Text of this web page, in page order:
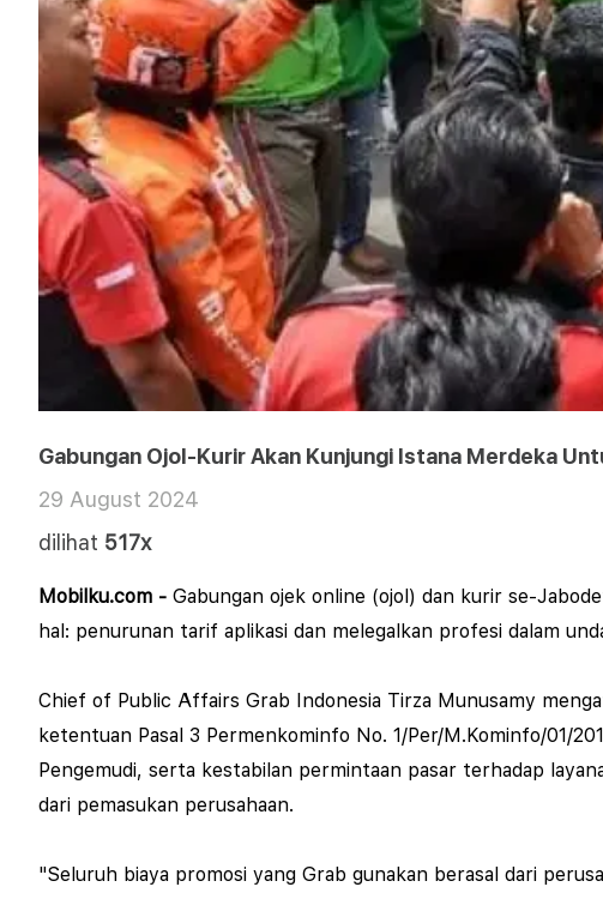
Gabungan Ojol-Kurir Akan Kunjungi Istana Merdeka
29 August 2024
dilihat 517x
Mobilku.com - Gabungan ojek online (ojol) dan kurir se-
hal: penurunan tarif aplikasi dan melegalkan profesi dalam
Chief of Public Affairs Grab Indonesia Tirza Munusamy
ketentuan Pasal 3 Permenkominfo No. 1/Per/M.Kominfo/01/
Pengemudi, serta kestabilan permintaan pasar terhadap
dari pemasukan perusahaan.
"Seluruh biaya promosi yang Grab gunakan berasal dari